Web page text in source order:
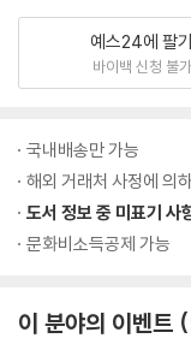
예스24에 팔기
바이백 신청 불가
국내배송만 가능
해외 거래처 사정에 의
도서 정보 중 미표기 사
문화비소득공제 가능
이 분야의 이벤트